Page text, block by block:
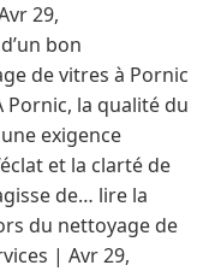
29,
bon
de vitres à Pornic
Pornic, la qualité du
exigence
et la clarté de
de… lire la
du nettoyage de
| Avr 29,